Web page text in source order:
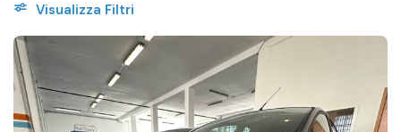
Visualizza Filtri